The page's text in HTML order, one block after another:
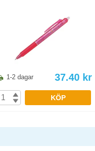
1-2 dagar 37.40 kr
KÖP